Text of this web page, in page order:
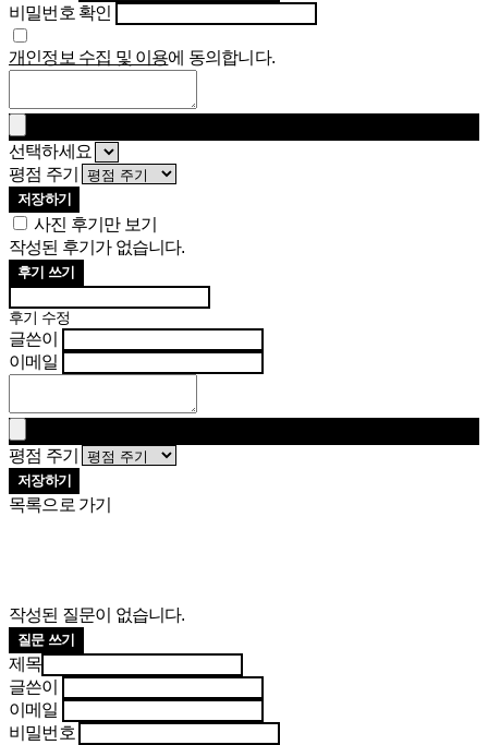
비밀번호 확인
개인정보 수집 및 이용에 동의합니다.
선택하세요
평점 주기
저장하기
사진 후기만 보기
작성된 후기가 없습니다.
후기 쓰기
후기 수정
글쓴이
이메일
평점 주기
저장하기
목록으로 가기
작성된 질문이 없습니다.
질문 쓰기
제목
글쓴이
이메일
비밀번호